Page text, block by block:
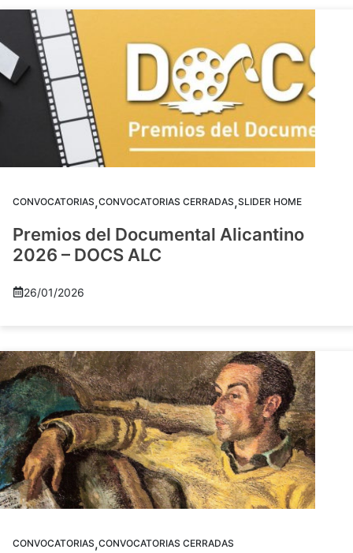
CONVOCATORIAS,CONVOCATORIAS CERRADAS,SLIDER HOME
Premios del Documental Alicantino
2026 – DOCS ALC
26/01/2026
CONVOCATORIAS,CONVOCATORIAS CERRADAS